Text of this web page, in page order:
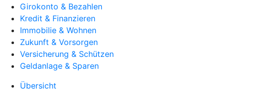
Girokonto & Bezahlen
Kredit & Finanzieren
Immobilie & Wohnen
Zukunft & Vorsorgen
Versicherung & Schützen
Geldanlage & Sparen
Übersicht